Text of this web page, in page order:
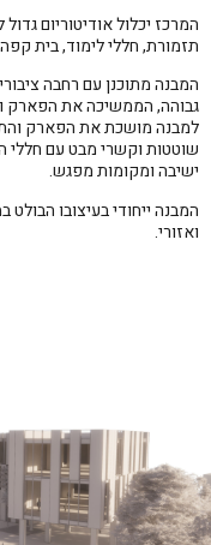
המרכז יכלול אודיטוריום
תזמורת, חללי לימוד, בית
המבנה מתוכנן עם רחבה
גבוהה, הממשיכה את הפארק
למבנה מושכת את הפארק
שוטטות וקשרי מבט עם חללי
ישיבה ומקומות מפגש.
המבנה ייחודי בעיצובו
ואזורי.